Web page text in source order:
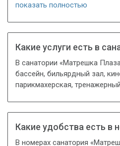
показать полностью
Какие услуги есть в
В санатории «Матрешка
бассейн, бильярдный зал,
парикмахерская,
Какие удобства есть в
В номерах санатория